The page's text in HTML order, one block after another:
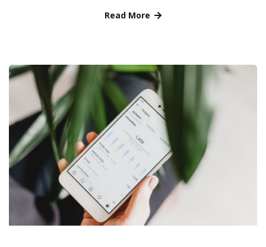
Read More